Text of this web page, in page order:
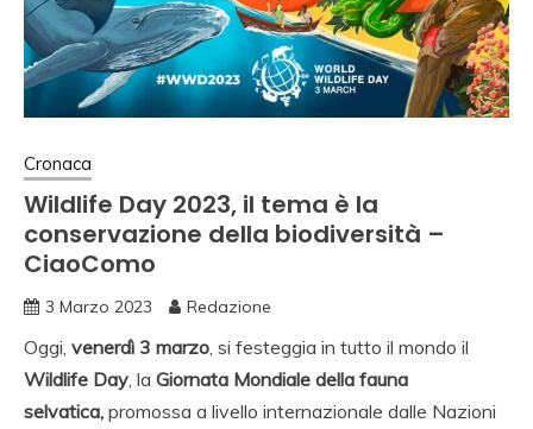
Cronaca
Wildlife Day 2023, il tema è la
conservazione della biodiversità –
CiaoComo
3 Marzo 2023 Redazione
Oggi, venerdì 3 marzo , si festeggia in tutto il mondo il
Wildlife Day , la Giornata Mondiale della fauna
selvatica, promossa a livello internazionale dalle Nazioni